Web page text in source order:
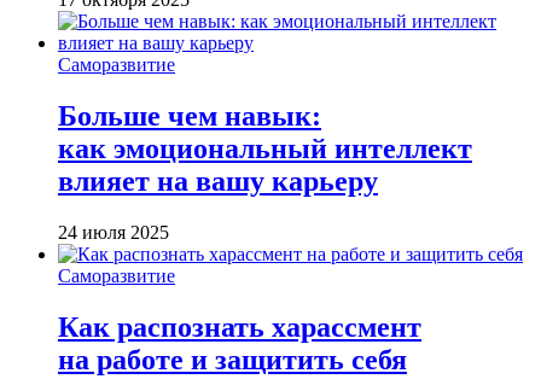
Саморазвитие
Больше чем навык:
как эмоциональный интеллект
влияет на вашу карьеру
24 июля 2025
Саморазвитие
Как распознать харассмент
на работе и защитить себя